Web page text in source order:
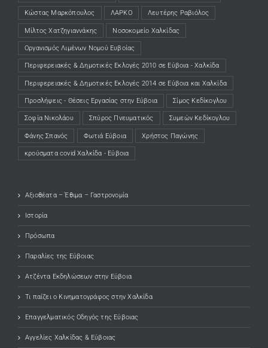
Κώστας Μαρκόπουλος ΛΑΡΚΟ Λευτέρης Ραβιόλος
Μίλτος Χατζηγιαννάκης Νοσοκομείο Χαλκίδας
Οργανισμός Λιμένων Νομού Ευβοίας
Περιφερειακές & Δημοτικές Εκλογές 2010 σε Εύβοια - Χαλκίδα
Περιφερειακές & Δημοτικές Εκλογές 2014 σε Εύβοια και Χαλκίδα
Προσλήψεις - Θέσεις Εργασίας στην Εύβοια Σίμος Κεδίκογλου
Σοφία Νικολάου Σπύρος Πνευματικός Συμεών Κεδίκογλου
Φάνης Σπανός Φωτιά Εύβοια Χρήστος Παγώνης
κρούσματα covid Χαλκίδα - Εύβοια
Αξιοθέατα – Έθιμα – Γαστρονομία
Ιστορία
Πρόσωπα
Παραλίες της Εύβοιας
Ατζέντα Εκδηλώσεων στην Εύβοια
Τι παίζει ο Κινηματογράφος στην Χαλκίδα
Επαγγελματικός Οδηγός της Εύβοιας
Αγγελίες Χαλκίδας & Εύβοιας